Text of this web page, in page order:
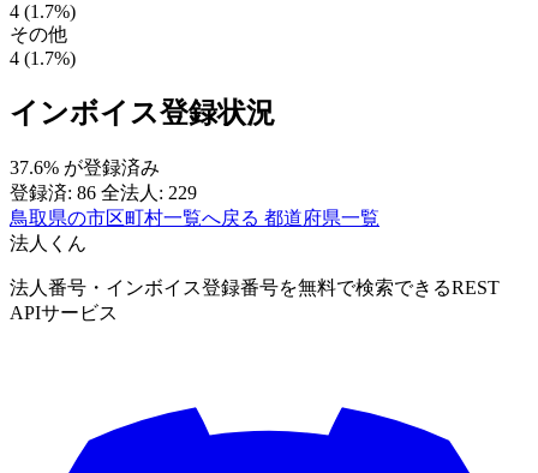
4 (1.7%)
その他
4 (1.7%)
インボイス登録状況
37.6% が登録済み
登録済: 86 全法人: 229
鳥取県の市区町村一覧へ戻る 都道府県一覧
法人くん
法人番号・インボイス登録番号を無料で検索できるREST
APIサービス